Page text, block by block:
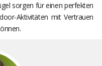
sorgen für einen perfekten
Aktivitäten mit Vertrauen